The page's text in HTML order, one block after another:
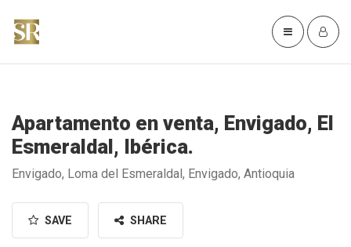
Apartamento en venta, Envigado, El
Esmeraldal, Ibérica.
Envigado, Loma del Esmeraldal, Envigado, Antioquia
SAVE SHARE